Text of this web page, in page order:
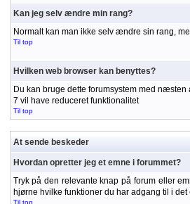
Kan jeg selv ændre min rang?
Normalt kan man ikke selv ændre sin rang,
Til top
Hvilken web browser kan benyttes?
Du kan bruge dette forumsystem med
7 vil have reduceret funktionalitet
Til top
At sende beskeder
Hvordan opretter jeg et emne i forummet?
Tryk på den relevante knap på forum eller
hjørne hvilke funktioner du har adgang til i det
Til top